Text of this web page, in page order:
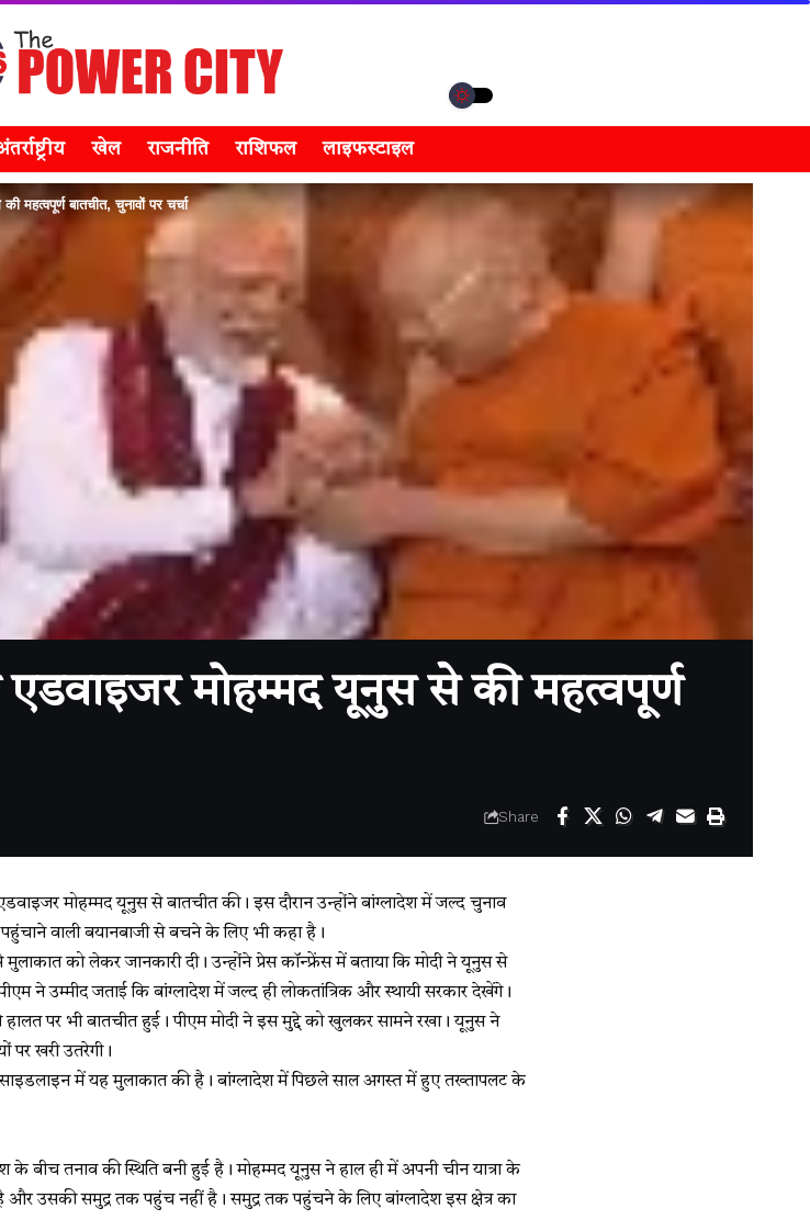
खेल राजनीति राशिफल लाइफस्टाइल
महत्वपूर्ण बातचीत, चुनावों पर चर्चा
एडवाइजर मोहम्मद यूनुस से की महत्वपूर्ण
Share
मोहम्मद यूनुस से बातचीत की। इस दौरान उन्होंने बांग्लादेश में जल्द चुनाव
वाली बयानबाजी से बचने के लिए भी कहा है।
मुलाकात को लेकर जानकारी दी। उन्होंने प्रेस कॉन्फ्रेंस में बताया कि मोदी ने यूनुस से
ने उम्मीद जताई कि बांग्लादेश में जल्द ही लोकतांत्रिक और स्थायी सरकार देखेंगे।
पर भी बातचीत हुई। पीएम मोदी ने इस मुद्दे को खुलकर सामने रखा। यूनुस ने
पर खरी उतरेगी।
में यह मुलाकात की है। बांग्लादेश में पिछले साल अगस्त में हुए तख्तापलट के
बीच तनाव की स्थिति बनी हुई है। मोहम्मद यूनुस ने हाल ही में अपनी चीन यात्रा के
और उसकी समुद्र तक पहुंच नहीं है। समुद्र तक पहुंचने के लिए बांग्लादेश इस क्षेत्र का